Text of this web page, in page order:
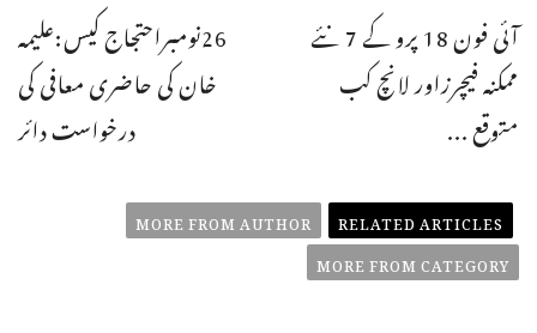
26نومبراحتجاج کیس:علیمہ
خان کی حاضری معافی کی
درخواست دائر
آئی فون 18 پرو کے 7 نئے
ممکنہ فیچرزاور لانچ کب
متوقع ...
RELATED ARTICLES
MORE FROM AUTHOR
MORE FROM CATEGORY